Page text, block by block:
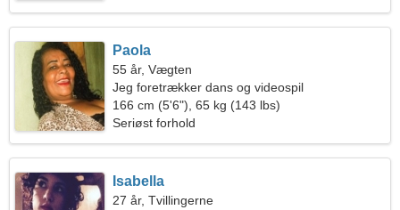
Paola
55 år, Vægten
Jeg foretrækker dans og videospil
166 cm (5'6"), 65 kg (143 lbs)
Seriøst forhold
Isabella
27 år, Tvillingerne